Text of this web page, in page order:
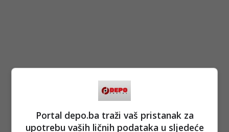
Portal depo.ba traži vaš pristanak za
upotrebu vaših ličnih podataka u sljedeće